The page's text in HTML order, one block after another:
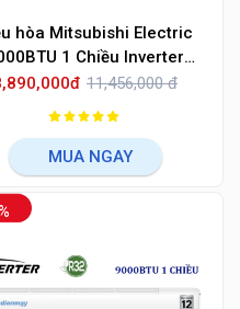
hòa Mitsubishi Electric
1 Chiều Inverter
MSY/MUY JA25VF
11,456,000 đ
MUA NGAY